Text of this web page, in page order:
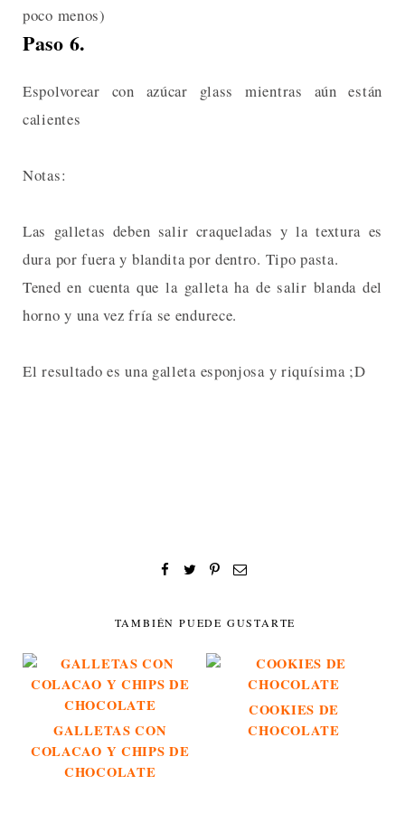
poco menos)
Paso 6.
Espolvorear con azúcar glass mientras aún están
calientes
Notas:
Las galletas deben salir craqueladas y la textura es
dura por fuera y blandita por dentro. Tipo pasta.
Tened en cuenta que la galleta ha de salir blanda del
horno y una vez fría se endurece.
El resultado es una galleta esponjosa y riquísima ;D
TAMBIÉN PUEDE GUSTARTE
GALLETAS CON
COLACAO Y CHIPS DE
CHOCOLATE
COOKIES DE
CHOCOLATE